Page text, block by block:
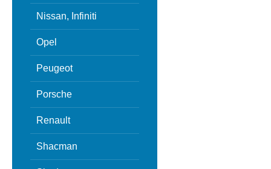
Nissan, Infiniti
Opel
Peugeot
Porsche
Renault
Shacman